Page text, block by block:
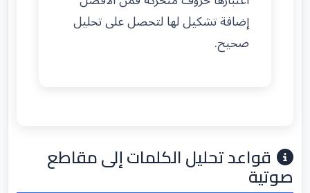
إضافة تشكيل لها لتحصل على تحليل
صحيح.
قواعد تحليل الكلمات إلى مقاطع
صوتية